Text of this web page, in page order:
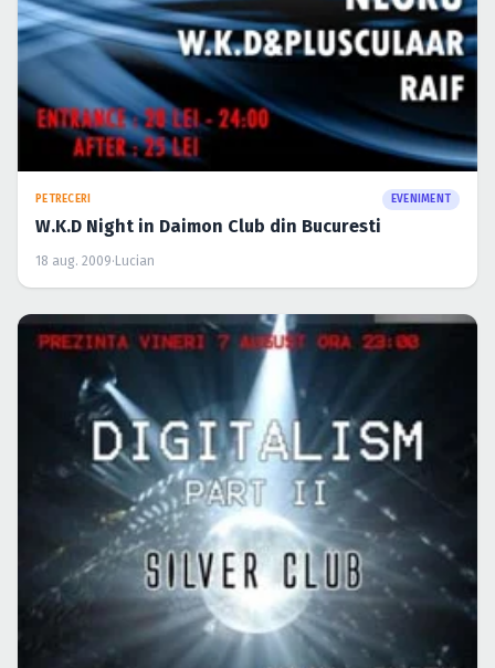
PETRECERI EVENIMENT
W.K.D Night in Daimon Club din Bucuresti
18 aug. 2009· Lucian